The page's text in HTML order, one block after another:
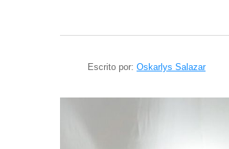
Escrito por: Oskarlys Salazar